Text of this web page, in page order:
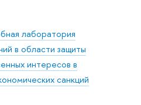
лаборатория
в области защиты
интересов в
санкций